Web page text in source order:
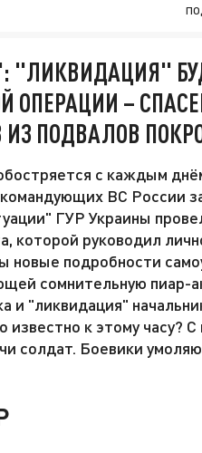
"ЛИКВИДАЦИЯ"
ОПЕРАЦИИ –
ПОДВАЛОВ
с каждым
ВС России
ГУР Украины
которой руководил
новые подробности
сомнительную пиар-
и "ликвидация"
известно к этому часу?
солдат. Боевики